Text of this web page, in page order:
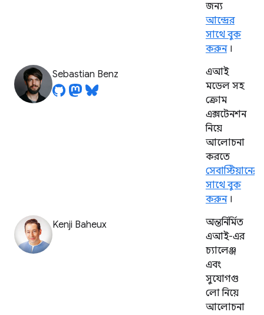
জন্য
আন্দ্রের
সাথে বুক
করুন।
Sebastian Benz
এআই
মডেল সহ
ক্রোম
এক্সটেনশন
নিয়ে
আলোচনা
করতে
সেবাস্টিয়ানের
সাথে বুক
করুন।
Kenji Baheux
অন্তর্নির্মিত
এআই-এর
চ্যালেঞ্জ
এবং
সুযোগগু
লো নিয়ে
আলোচনা